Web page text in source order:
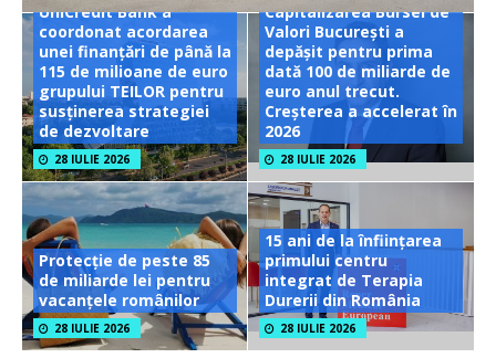
UniCredit Bank a
coordonat acordarea
unei finanțări de până la
115 de milioane de euro
grupului TEILOR pentru
susținerea strategiei
de dezvoltare
28 IULIE 2026
Capitalizarea Bursei de
Valori București a
depășit pentru prima
dată 100 de miliarde de
euro anul trecut.
Creșterea a accelerat în
2026
28 IULIE 2026
Protecție de peste 85
de miliarde lei pentru
vacanțele românilor
28 IULIE 2026
15 ani de la înființarea
primului centru
integrat de Terapia
Durerii din România
28 IULIE 2026